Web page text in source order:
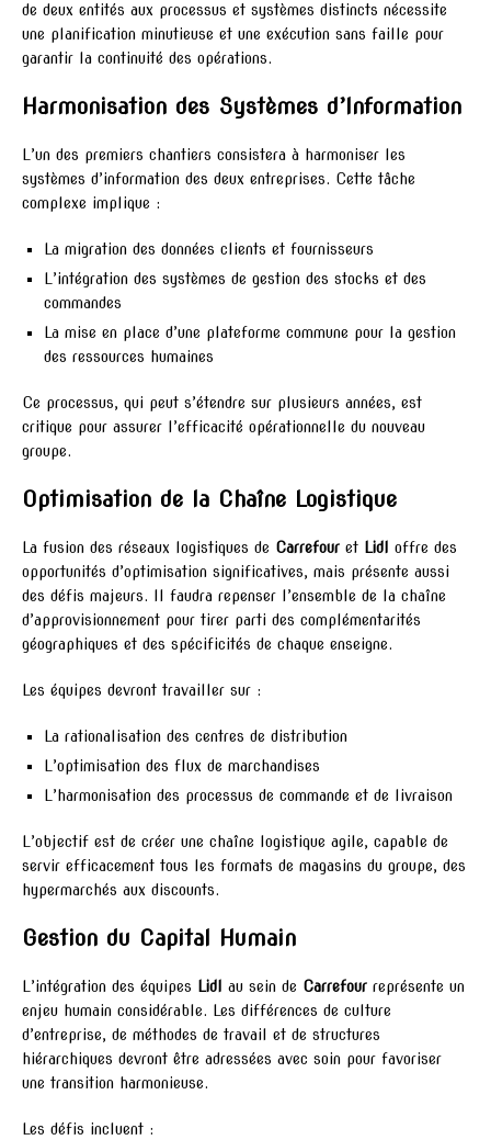
de deux entités aux processus et systèmes distincts nécessite
une planification minutieuse et une exécution sans faille pour
garantir la continuité des opérations.
Harmonisation des Systèmes d’Information
L’un des premiers chantiers consistera à harmoniser les
systèmes d’information des deux entreprises. Cette tâche
complexe implique :
La migration des données clients et fournisseurs
L’intégration des systèmes de gestion des stocks et des
commandes
La mise en place d’une plateforme commune pour la gestion
des ressources humaines
Ce processus, qui peut s’étendre sur plusieurs années, est
critique pour assurer l’efficacité opérationnelle du nouveau
groupe.
Optimisation de la Chaîne Logistique
La fusion des réseaux logistiques de Carrefour et Lidl
offre des
opportunités d’optimisation significatives, mais présente aussi
des défis majeurs. Il faudra repenser l’ensemble de la chaîne
d’approvisionnement pour tirer parti des complémentarités
géographiques et des spécificités de chaque enseigne.
Les équipes devront travailler sur :
La rationalisation des centres de distribution
L’optimisation des flux de marchandises
L’harmonisation des processus de commande et de livraison
L’objectif est de créer une chaîne logistique agile, capable de
servir efficacement tous les formats de magasins du groupe, des
hypermarchés aux discounts.
Gestion du Capital Humain
L’intégration des équipes Lidl au sein de Carrefour représente un
enjeu humain considérable. Les différences de culture
d’entreprise, de méthodes de travail et de structures
hiérarchiques devront être adressées avec soin pour favoriser
une transition harmonieuse.
Les défis incluent :